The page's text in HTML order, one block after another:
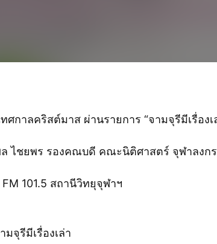
กาลคริสต์มาส ผ่านรายการ “จามจุรีมีเรื่อง
ล ไชยพร รองคณบดี คณะนิติศาสตร์ จุฬาลง
101.5 สถานีวิทยุจุฬาฯ
จุรีมีเรื่องเล่า